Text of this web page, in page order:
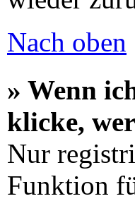
Nach oben
» Wenn
klicke,
Nur
Funktion